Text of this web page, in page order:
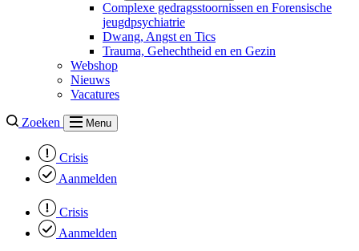
Complexe gedragsstoornissen en Forensische
jeugdpsychiatrie
Dwang, Angst en Tics
Trauma, Gehechtheid en en Gezin
Webshop
Nieuws
Vacatures
Zoeken Menu
Crisis
Aanmelden
Crisis
Aanmelden